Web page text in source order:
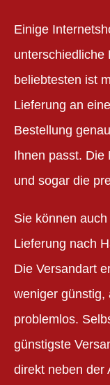
Einige
unterschiedliche
beliebtesten ist
Lieferung an
Bestellung
Ihnen passt. Die
und sogar die
Sie können
Lieferung nach
Die Versandart
weniger günstig,
problemlos.
günstigste
direkt neben der